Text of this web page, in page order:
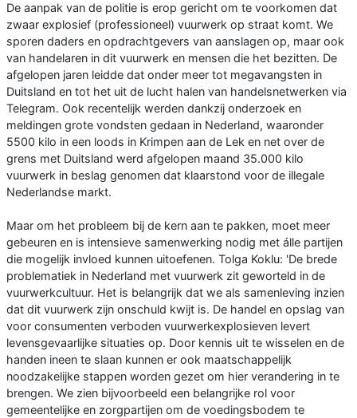
De aanpak van de politie is erop gericht om te voorkomen dat
zwaar explosief (professioneel) vuurwerk op straat komt. We
sporen daders en opdrachtgevers van aanslagen op, maar ook
van handelaren in dit vuurwerk en mensen die het bezitten. De
afgelopen jaren leidde dat onder meer tot megavangsten in
Duitsland en tot het uit de lucht halen van handelsnetwerken via
Telegram. Ook recentelijk werden dankzij onderzoek en
meldingen grote vondsten gedaan in Nederland, waaronder
5500 kilo in een loods in Krimpen aan de Lek en net over de
grens met Duitsland werd afgelopen maand 35.000 kilo
vuurwerk in beslag genomen dat klaarstond voor de illegale
Nederlandse markt.
Maar om het probleem bij de kern aan te pakken, moet meer
gebeuren en is intensieve samenwerking nodig met álle partijen
die mogelijk invloed kunnen uitoefenen. Tolga Koklu: 'De brede
problematiek in Nederland met vuurwerk zit geworteld in de
vuurwerkcultuur. Het is belangrijk dat we als samenleving inzien
dat dit vuurwerk zijn onschuld kwijt is. De handel en opslag van
voor consumenten verboden vuurwerkexplosieven levert
levensgevaarlijke situaties op. Door kennis uit te wisselen en de
handen ineen te slaan kunnen er ook maatschappelijk
noodzakelijke stappen worden gezet om hier verandering in te
brengen. We zien bijvoorbeeld een belangrijke rol voor
gemeentelijke en zorgpartijen om de voedingsbodem te